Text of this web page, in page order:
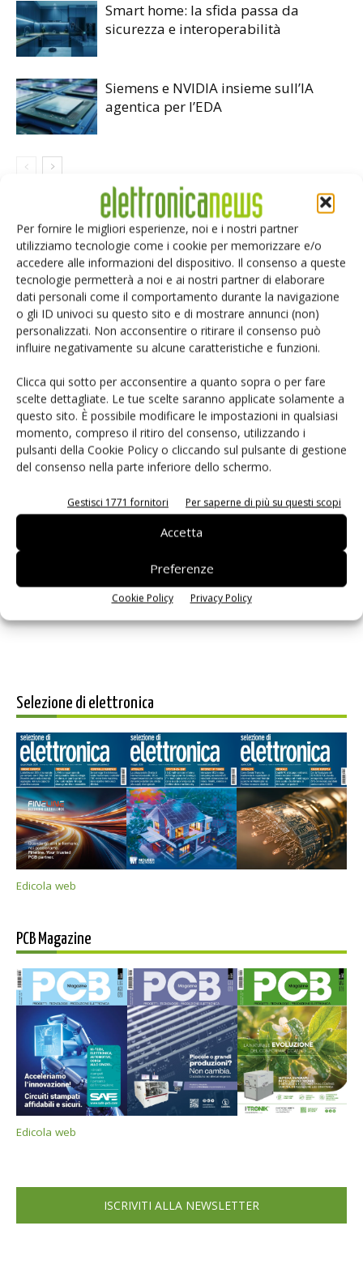
Per fornire le migliori esperienze, noi e i nostri partner
utilizziamo tecnologie come i cookie per memorizzare e/o
accedere alle informazioni del dispositivo. Il consenso a queste
tecnologie permetterà a noi e ai nostri partner di elaborare
dati personali come il comportamento durante la navigazione
o gli ID univoci su questo sito e di mostrare annunci (non)
personalizzati. Non acconsentire o ritirare il consenso può
influire negativamente su alcune caratteristiche e funzioni.
Clicca qui sotto per acconsentire a quanto sopra o per fare
scelte dettagliate. Le tue scelte saranno applicate solamente a
questo sito. È possibile modificare le impostazioni in qualsiasi
momento, compreso il ritiro del consenso, utilizzando i
pulsanti della Cookie Policy o cliccando sul pulsante di gestione
del consenso nella parte inferiore dello schermo.
Gestisci 1771 fornitori Per saperne di più su questi scopi
Accetta
Preferenze
Cookie Policy Privacy Policy
Smart home: la sfida passa da
sicurezza e interoperabilità
Siemens e NVIDIA insieme sull’IA
agentica per l’EDA
LASCIA UN COMMENTO
Salva il mio nome, email e sito web in questo browser per i
prossimi commenti.
Selezione di elettronica
Edicola web
PCB Magazine
Edicola web
ISCRIVITI ALLA NEWSLETTER